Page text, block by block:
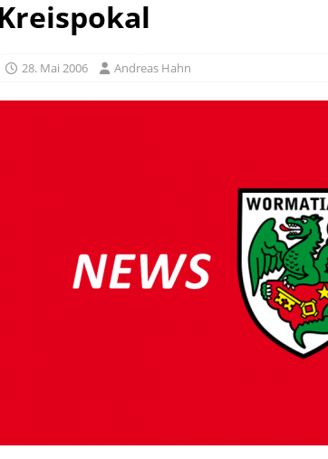
28. Mai 2006 Andreas Hahn